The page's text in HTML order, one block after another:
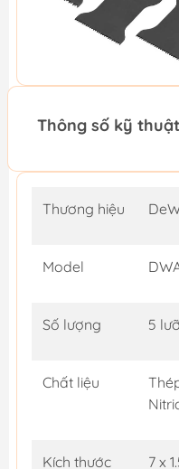
Thông số kỹ thuật
Thương hiệu
Model
Số lượng 5
Chất liệu
Kích thước
7 x